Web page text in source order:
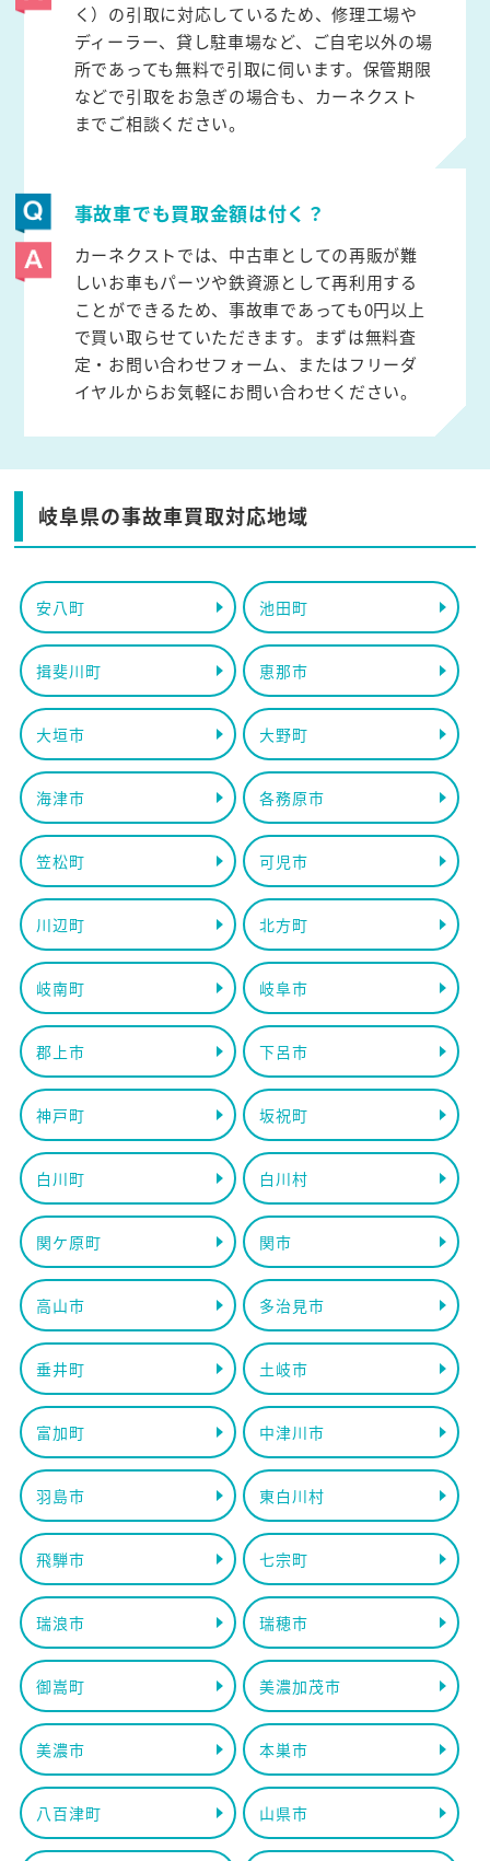
く）の引取に対応しているため、修理工場や
ディーラー、貸し駐車場など、ご自宅以外の場
所であっても無料で引取に伺います。保管期限
などで引取をお急ぎの場合も、カーネクスト
までご相談ください。
事故車でも買取金額は付く？
カーネクストでは、中古車としての再販が難
しいお車もパーツや鉄資源として再利用する
ことができるため、事故車であっても0円以上
で買い取らせていただきます。まずは無料査
定・お問い合わせフォーム、またはフリーダ
イヤルからお気軽にお問い合わせください。
岐阜県の事故車買取対応地域
安八町 池田町
揖斐川町 恵那市
大垣市 大野町
海津市 各務原市
笠松町 可児市
川辺町 北方町
岐南町 岐阜市
郡上市 下呂市
神戸町 坂祝町
白川町 白川村
関ケ原町 関市
高山市 多治見市
垂井町 土岐市
富加町 中津川市
羽島市 東白川村
飛騨市 七宗町
瑞浪市 瑞穂市
御嵩町 美濃加茂市
美濃市 本巣市
八百津町 山県市